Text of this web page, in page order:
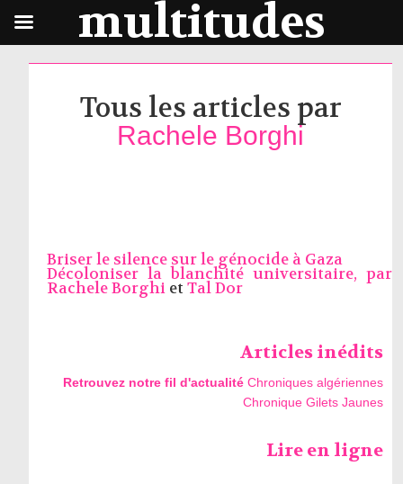
Tous les articles par
Rachele Borghi
Briser le silence sur le génocide à Gaza
Décoloniser la blanchité universitaire, par
Rachele Borghiet Tal Dor
Articles inédits
Retrouvez notre fil d'actualité Chroniques algériennes
Chronique Gilets Jaunes
Lire en ligne
multitudes